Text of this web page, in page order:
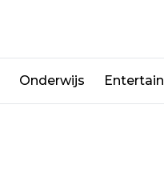
Onderwijs